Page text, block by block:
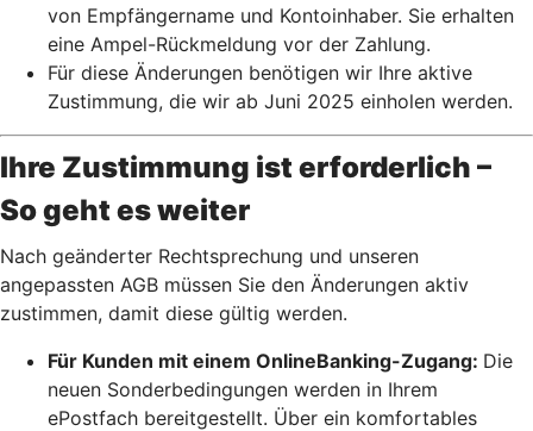
von Empfängername und Kontoinhaber. Sie erhalten
eine Ampel-Rückmeldung vor der Zahlung.
Für diese Änderungen benötigen wir Ihre aktive
Zustimmung, die wir ab Juni 2025 einholen werden.
Ihre Zustimmung ist erforderlich –
So geht es weiter
Nach geänderter Rechtsprechung und unseren
angepassten AGB müssen Sie den Änderungen aktiv
zustimmen, damit diese gültig werden.
Für Kunden mit einem OnlineBanking-Zugang: Die
neuen Sonderbedingungen werden in Ihrem
ePostfach bereitgestellt. Über ein komfortables